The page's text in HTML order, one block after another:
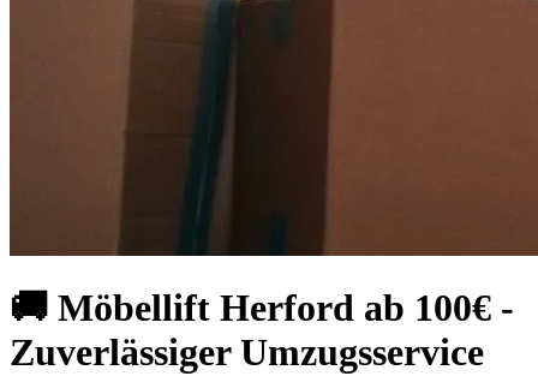
🚚 Möbellift Herford ab 100€ -
Zuverlässiger Umzugsservice